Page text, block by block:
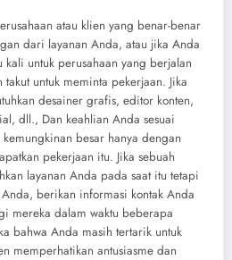
atau klien yang benar-benar
dari layanan Anda, atau jika Anda
kali untuk perusahaan yang berjalan
untuk meminta pekerjaan. Jika
desainer grafis, editor konten,
dll., Dan keahlian Anda sesuai
besar hanya dengan
pekerjaan itu. Jika sebuah
layanan Anda pada saat itu tetapi
berikan informasi kontak Anda
mereka dalam waktu beberapa
bahwa Anda masih tertarik untuk
memperhatikan antusiasme dan